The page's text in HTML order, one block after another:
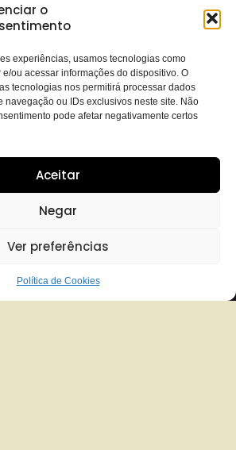
o
experiências, usamos tecnologias como
ou acessar informações do dispositivo. O
tecnologias nos permitirá processar dados
navegação ou IDs exclusivos neste site. Não
pode afetar negativamente certos
Aceitar
Negar
Ver preferências
Política de Cookies